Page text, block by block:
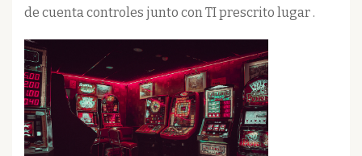
de cuenta controles junto con TI prescrito lugar .